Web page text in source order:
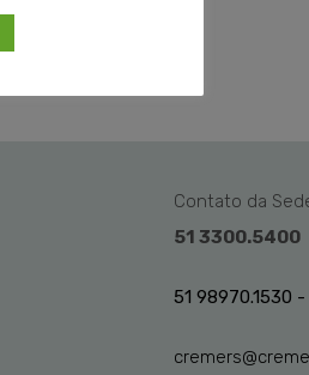
Contato da
51 3300.5400
51 98970.1530 -